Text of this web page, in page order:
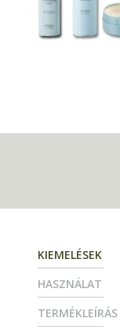
KIEMELÉSEK
HASZNÁLAT
TERMÉKLEÍRÁS